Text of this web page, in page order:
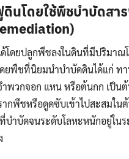
นโดยใช้พืชบำบัดสา
โดยปลูกพืชลงในดินที่มีปริมาณ
ยพืชที่นิยมนำบำบัดดินได้แก่ ท
พวกจอก แหน หรือต้นกก เป็นต้
ากพืชหรือดูดซับเข้าไปสะสมใน
บำบัดจนระดับโลหะหนักอยู่ใน